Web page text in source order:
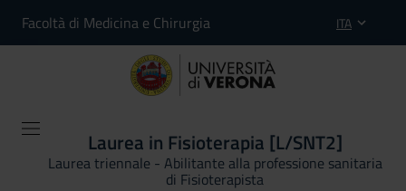
Facoltà di Medicina e Chirurgia ITA
Laurea in Fisioterapia [L/SNT2]
Laurea triennale - Abilitante alla professione sanitaria
di Fisioterapista